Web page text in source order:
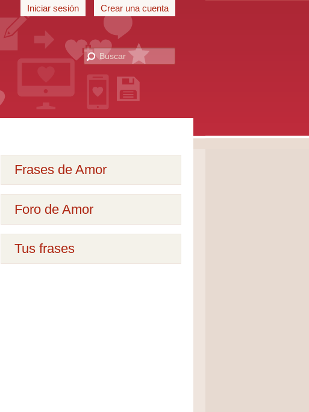
Iniciar sesión Crear una cuenta
Frases de Amor
Foro de Amor
Tus frases